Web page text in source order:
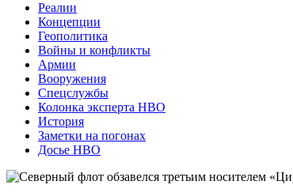
Реалии
Концепции
Геополитика
Войны и конфликты
Армии
Вооружения
Спецслужбы
Колонка эксперта НВО
История
Заметки на погонах
Досье НВО